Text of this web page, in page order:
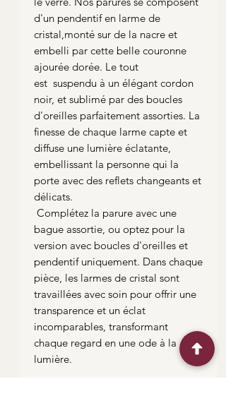
d'un pendentif en larme de
cristal,monté sur de la nacre et
embelli par cette belle couronne
ajourée dorée. Le tout
est suspendu à un élégant cordon
noir, et sublimé par des boucles
d'oreilles parfaitement assorties. La
finesse de chaque larme capte et
diffuse une lumière éclatante,
embellissant la personne qui la
porte avec des reflets changeants et
délicats.
Complétez la parure avec une
bague assortie, ou optez pour la
version avec boucles d'oreilles et
pendentif uniquement. Dans chaque
pièce, les larmes de cristal sont
travaillées avec soin pour offrir une
transparence et un éclat
incomparables, transformant
chaque regard en une ode à la
lumière.